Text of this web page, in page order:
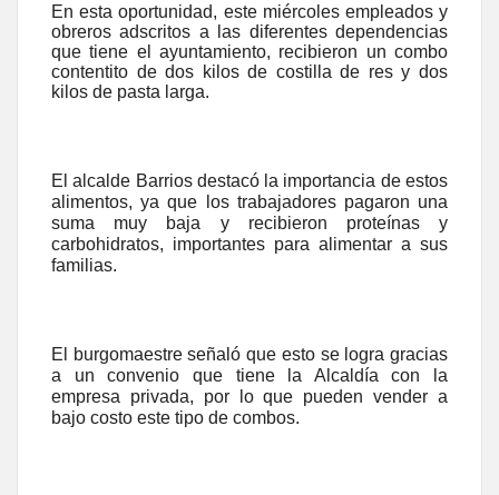
En esta oportunidad, este miércoles empleados y
obreros adscritos a las diferentes dependencias
que tiene el ayuntamiento, recibieron un combo
contentito de dos kilos de costilla de res y dos
kilos de pasta larga.
El alcalde Barrios destacó la importancia de estos
alimentos, ya que los trabajadores pagaron una
suma muy baja y recibieron proteínas y
carbohidratos, importantes para alimentar a sus
familias.
El burgomaestre señaló que esto se logra gracias
a un convenio que tiene la Alcaldía con la
empresa privada, por lo que pueden vender a
bajo costo este tipo de combos.